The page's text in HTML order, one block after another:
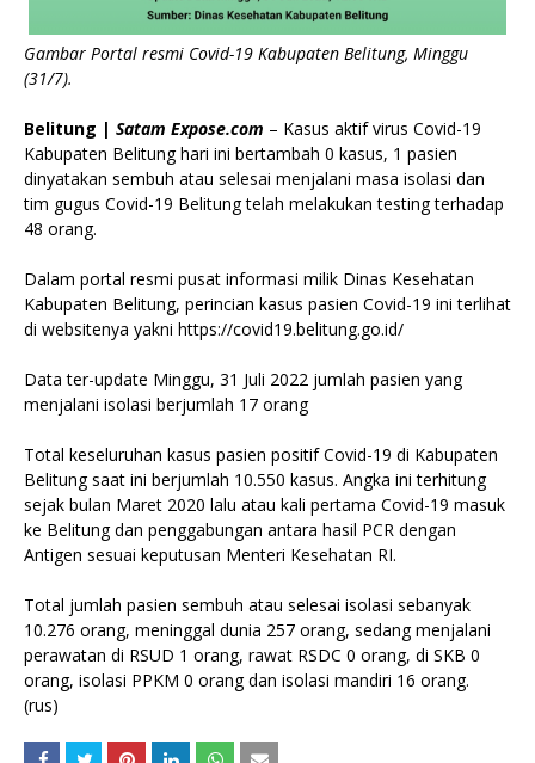
Gambar Portal resmi Covid-19 Kabupaten Belitung, Minggu
(31/7).
Belitung | Satam Expose.com – Kasus aktif virus Covid-19
Kabupaten Belitung hari ini bertambah 0 kasus, 1 pasien
dinyatakan sembuh atau selesai menjalani masa isolasi dan
tim gugus Covid-19 Belitung telah melakukan testing terhadap
48 orang.
Dalam portal resmi pusat informasi milik Dinas Kesehatan
Kabupaten Belitung, perincian kasus pasien Covid-19 ini terlihat
di websitenya yakni https://covid19.belitung.go.id/
Data ter-update Minggu, 31 Juli 2022 jumlah pasien yang
menjalani isolasi berjumlah 17 orang
Total keseluruhan kasus pasien positif Covid-19 di Kabupaten
Belitung saat ini berjumlah 10.550 kasus. Angka ini terhitung
sejak bulan Maret 2020 lalu atau kali pertama Covid-19 masuk
ke Belitung dan penggabungan antara hasil PCR dengan
Antigen sesuai keputusan Menteri Kesehatan RI.
Total jumlah pasien sembuh atau selesai isolasi sebanyak
10.276 orang, meninggal dunia 257 orang, sedang menjalani
perawatan di RSUD 1 orang, rawat RSDC 0 orang, di SKB 0
orang, isolasi PPKM 0 orang dan isolasi mandiri 16 orang.
(rus)